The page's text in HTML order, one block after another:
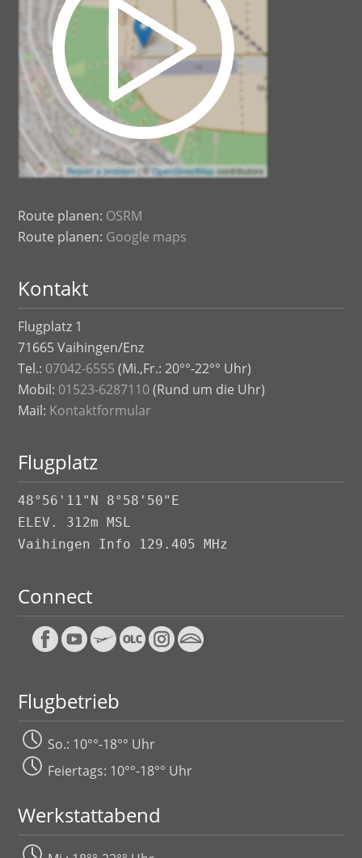
Route planen: OSRM
Route planen: Google maps
Kontakt
Flugplatz 1
71665 Vaihingen/Enz
Tel.: 07042-6555 (Mi.,Fr.: 20°°-22°° Uhr)
Mobil: 01523-6287110(Rund um die Uhr)
Mail: Kontaktformular
Flugplatz
48°56'11"N 8°58'50"E
ELEV. 312m MSL
Vaihingen Info 129.405 MHz
Connect
Flugbetrieb
So.: 10°°-18°° Uhr
Feiertags: 10°°-18°° Uhr
Werkstattabend